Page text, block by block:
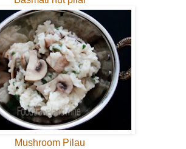
Mushroom Pilau